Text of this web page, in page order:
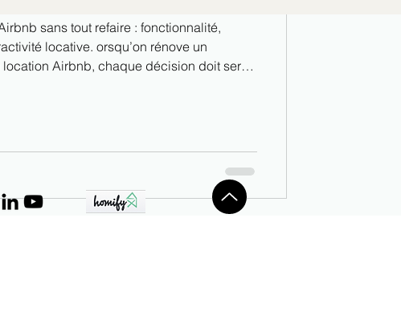
sans tout refaire : fonctionnalité,
orsqu’on rénove un
Airbnb, chaque décision doit servir